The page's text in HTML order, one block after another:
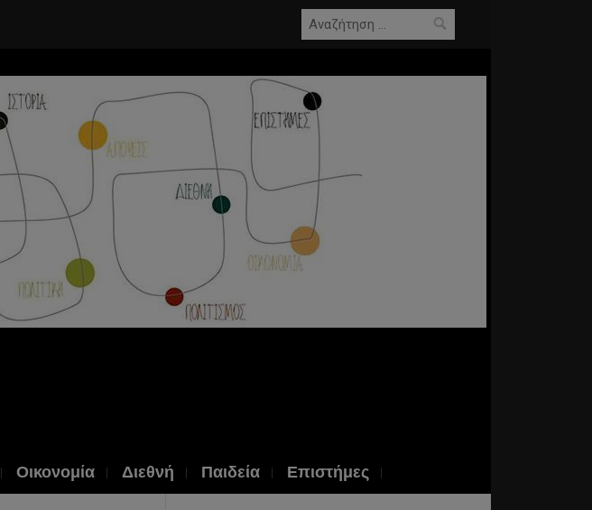
Αναζήτηση
για:
Οικονομία Διεθνή Παιδεία Επιστήμες